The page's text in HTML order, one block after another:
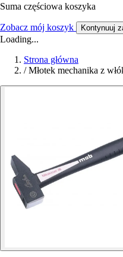
Suma częściowa koszyka
Zobacz mój koszyk Kontynuuj
Loading...
Strona główna
/ Młotek mechanika z